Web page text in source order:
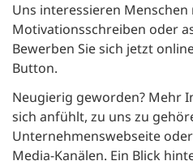
Uns interessieren
Motivationsschreiben oder
Bewerben Sie sich jetzt
Button.
Neugierig geworden? Mehr
sich anfühlt, zu uns zu
Unternehmenswebseite
Media-Kanälen. Ein Blick